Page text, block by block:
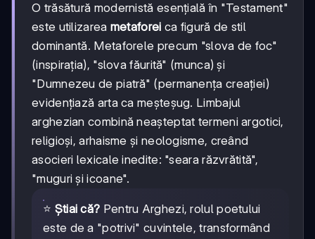
O trăsătură modernistă esențială în "Testament"
este utilizarea metaforei ca figură de stil
dominantă. Metaforele precum "slova de foc"
(inspirația), "slova făurită" (munca) și
"Dumnezeu de piatră" (permanența creației)
evidențiază arta ca meșteșug. Limbajul
arghezian combină neașteptat termeni argotici,
religioși, arhaisme și neologisme, creând
asocieri lexicale inedite: "seara răzvrătită",
"muguri și icoane".
⭐ Știai că? Pentru Arghezi, rolul poetului
este de a "potrivi" cuvintele, transformând